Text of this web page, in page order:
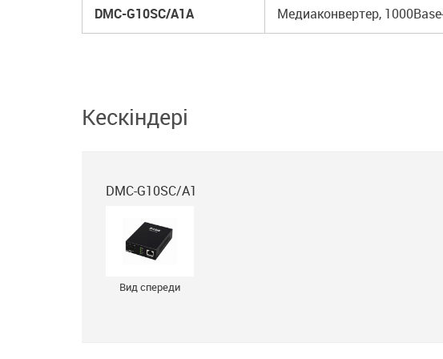
DMC-G10SC/A1A Медиаконвертер,
Кескіндері
DMC-G10SC/A1
Вид спереди